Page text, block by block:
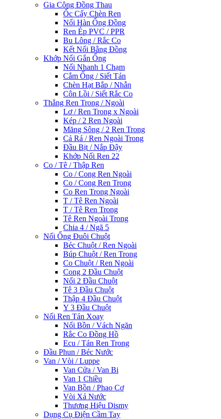
Gia Công Đồng Thau
Ốc Cấy Chèn Ren
Nối Hàn Ống Đồng
Ren Ép PVC / PPR
Bu Lông / Rắc Co
Kết Nối Bằng Đồng
Khớp Nối Gắn Ống
Nối Nhanh 1 Chạm
Cắm Ống / Siết Tán
Chèn Hạt Bắp / Nhẫn
Côn Lồi / Siết Rắc Co
Thẳng Ren Trong / Ngoài
Lơ / Ren Trong x Ngoài
Kép / 2 Ren Ngoài
Măng Sông / 2 Ren Trong
Cả Rá / Ren Ngoài Trong
Đầu Bịt / Nắp Đậy
Khớp Nối Ren 22
Co / Tê / Thập Ren
Co / Cong Ren Ngoài
Co / Cong Ren Trong
Co Ren Trong Ngoài
T / Tê Ren Ngoài
T / Tê Ren Trong
Tê Ren Ngoài Trong
Chia 4 / Ngã 5
Nối Ống Đuôi Chuột
Béc Chuột / Ren Ngoài
Búp Chuột / Ren Trong
Co Chuột / Ren Ngoài
Cong 2 Đầu Chuột
Nối 2 Đầu Chuột
Tê 3 Đầu Chuột
Thập 4 Đầu Chuột
Y 3 Đầu Chuột
Nối Ren Tán Xoay
Nối Bồn / Vách Ngăn
Rắc Co Đồng Hồ
Ecu / Tán Ren Trong
Đầu Phun / Béc Nước
Van / Vòi / Luppe
Van Cửa / Van Bi
Van 1 Chiều
Van Bồn / Phao Cơ
Vòi Xả Nước
Thương Hiệu Dismy
Dụng Cụ Điện Cầm Tay